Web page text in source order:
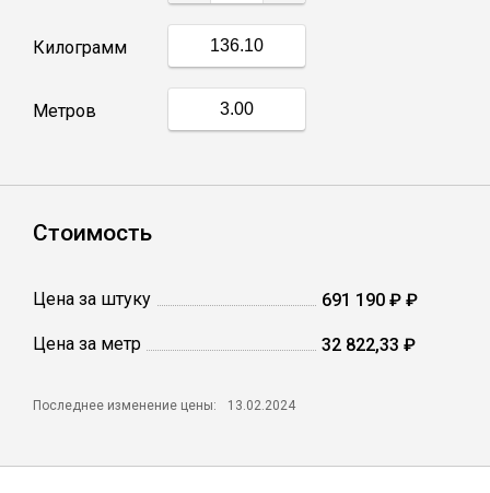
Катанка
Винтовые сваи
Сетка кладочная
Килограмм
Метров
Стоимость
Цена за штуку 691 190 ₽ ₽
Цена за метр 32 822,33 ₽
Последнее изменение цены: 13.02.2024